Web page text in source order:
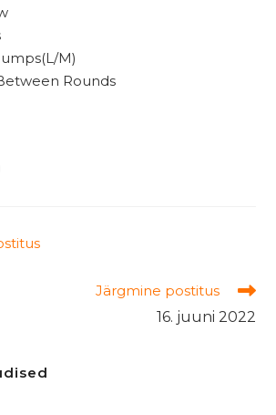
M)
Rounds
Järgmine postitus
16. juuni 2022